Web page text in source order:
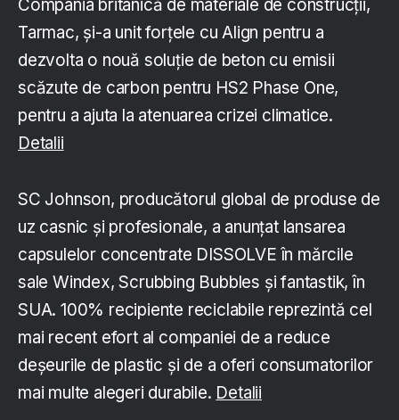
Compania britanică de materiale de construcții,
Tarmac, și-a unit forțele cu Align pentru a
dezvolta o nouă soluție de beton cu emisii
scăzute de carbon pentru HS2 Phase One,
pentru a ajuta la atenuarea crizei climatice.
Detalii
SC Johnson, producătorul global de produse de
uz casnic și profesionale, a anunțat lansarea
capsulelor concentrate DISSOLVE în mărcile
sale Windex, Scrubbing Bubbles și fantastik, în
SUA. 100% recipiente reciclabile reprezintă cel
mai recent efort al companiei de a reduce
deșeurile de plastic și de a oferi consumatorilor
mai multe alegeri durabile. Detalii